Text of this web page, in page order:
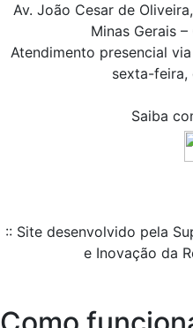
Av. João Cesar de
Minas Gerais
Atendimento presencial via
sexta-feira,
Saiba
:: Site desenvolvido pela
e Inovação da